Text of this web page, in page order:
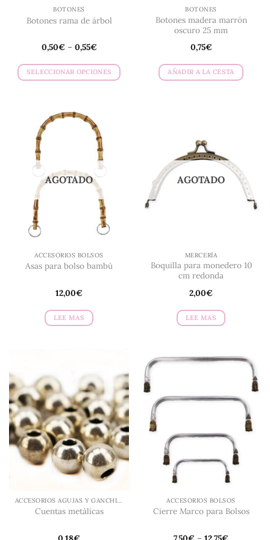
de
producto
producto
BOTONES
Botones rama de árbol
0,50€– 0,55€
SELECCIONAR OPCIONES
tiene
múltiples
variantes.
opciones
se
pueden
de
producto
BOTONES
Botones madera marrón
oscuro 25 mm
0,75€
AÑADIR A LA CESTA
AGOTADO
ACCESORIOS BOLSOS
Asas para bolso bambú
12,00€
LEE MAS
AGOTADO
MERCERÍA
Boquilla para monedero 10
cm redonda
2,00€
LEE MAS
ACCESORIOS AGUJAS Y GANCHILLO
Cuentas metálicas
ACCESORIOS BOLSOS
Cierre Marco para Bolsos